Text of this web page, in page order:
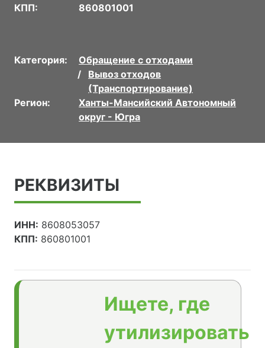
КПП:
860801001
Категория:
Обращение с отходами
Вывоз отходов
(Транспортирование)
Регион:
Ханты-Мансийский Автономный
округ - Югра
РЕКВИЗИТЫ
ИНН: 8608053057
КПП: 860801001
Ищете, где
утилизировать